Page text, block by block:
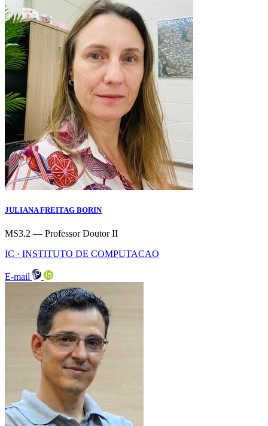
JULIANA FREITAG BORIN
MS3.2 — Professor Doutor II
IC · INSTITUTO DE COMPUTACAO
E-mail